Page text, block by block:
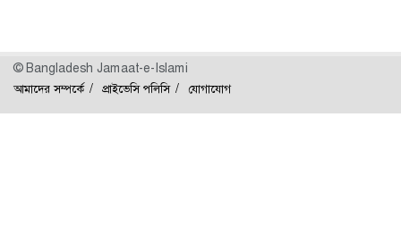
© Bangladesh Jamaat-e-Islami
আমাদের সম্পর্কে প্রাইভেসি পলিসি যোগাযোগ